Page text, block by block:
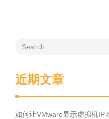
近期文章
如何让VMware显示虚拟机IP